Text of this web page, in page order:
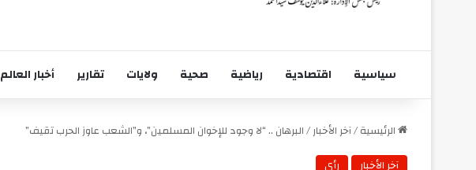
سياسية اقتصادية رياضية صحية ولايات تقارير أخبار العالم
الرئيسية/آخر الأخبار/البرهان .. “لا وجود للإخوان المسلمين”، و”الشعب عاوز الحرب تقيف”
آخر الأخبار
رأي